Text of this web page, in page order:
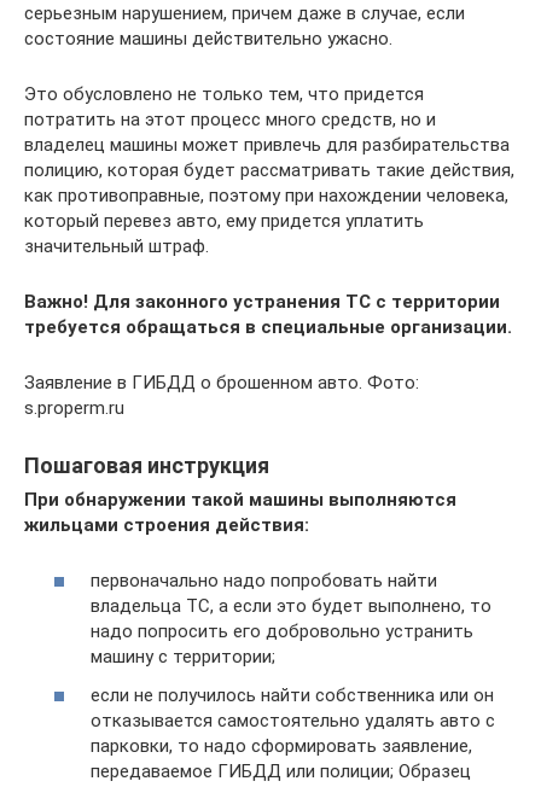
серьезным нарушением, причем даже в случае, если
состояние машины действительно ужасно.
Это обусловлено не только тем, что придется
потратить на этот процесс много средств, но и
владелец машины может привлечь для разбирательства
полицию, которая будет рассматривать такие действия,
как противоправные, поэтому при нахождении человека,
который перевез авто, ему придется уплатить
значительный штраф.
Важно! Для законного устранения ТС с территории
требуется обращаться в специальные организации.
Заявление в ГИБДД о брошенном авто. Фото:
s.properm.ru
Пошаговая инструкция
При обнаружении такой машины выполняются
жильцами строения действия:
первоначально надо попробовать найти
владельца ТС, а если это будет выполнено, то
надо попросить его добровольно устранить
машину с территории;
если не получилось найти собственника или он
отказывается самостоятельно удалять авто с
парковки, то надо сформировать заявление,
передаваемое ГИБДД или полиции; Образец